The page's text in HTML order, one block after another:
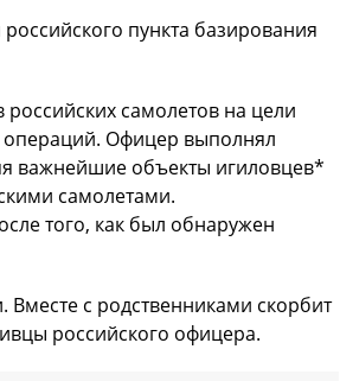
пункта базирования
самолетов на цели
операций. Офицер выполнял
важнейшие объекты игиловцев*
самолетами.
того, как был обнаружен
Вместе с родственниками скорбит
российского офицера.